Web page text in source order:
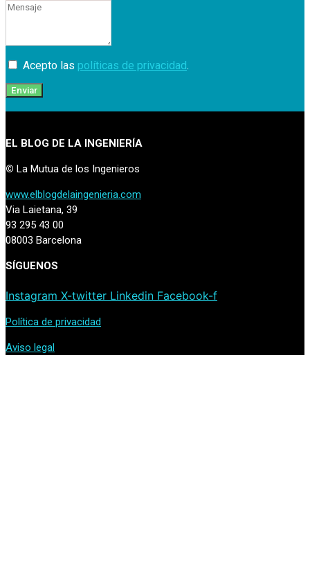
Acepto las políticas de privacidad.
Enviar
EL BLOG DE LA INGENIERÍA
© La Mutua de los Ingenieros
www.elblogdelaingenieria.com
Via Laietana, 39
93 295 43 00
08003 Barcelona
SÍGUENOS
Instagram X-twitter Linkedin Facebook-f
Política de privacidad
Aviso legal